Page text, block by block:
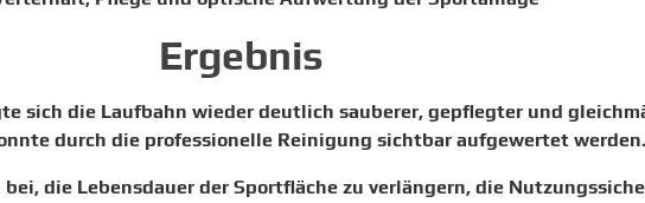
Ergebnis
sich die Laufbahn wieder deutlich sauberer, gepflegter und
durch die professionelle Reinigung sichtbar aufgewertet werden.
die Lebensdauer der Sportfläche zu verlängern, die